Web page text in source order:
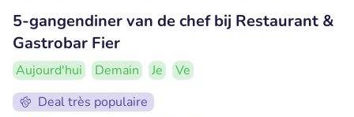
5-gangendiner van de chef bij Restaurant &
Gastrobar Fier
Aujourd'hui Demain Je
Ve
Deal très populaire